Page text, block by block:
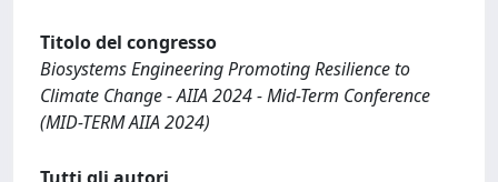
Titolo del congresso
Biosystems Engineering Promoting Resilience to
Climate Change - AIIA 2024 - Mid-Term Conference
(MID-TERM AIIA 2024)